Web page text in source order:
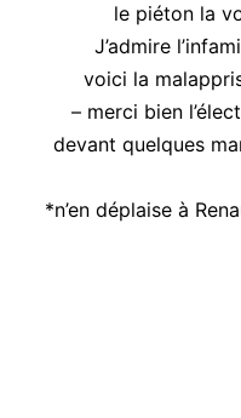
le piéton la
J’admire
voici la
– merci bien
devant quelques
*n’en déplaise à